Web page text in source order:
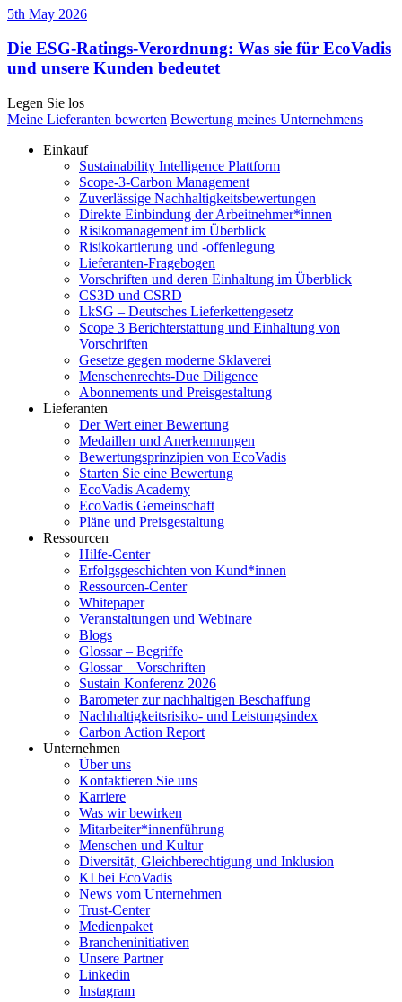
5th May 2026
Die ESG-Ratings-Verordnung: Was sie für EcoVadis
und unsere Kunden bedeutet
Legen Sie los
Meine Lieferanten bewerten Bewertung meines Unternehmens
Einkauf
Sustainability Intelligence Plattform
Scope-3-Carbon Management
Zuverlässige Nachhaltigkeitsbewertungen
Direkte Einbindung der Arbeitnehmer*innen
Risikomanagement im Überblick
Risikokartierung und -offenlegung
Lieferanten-Fragebogen
Vorschriften und deren Einhaltung im Überblick
CS3D und CSRD
LkSG – Deutsches Lieferkettengesetz
Scope 3 Berichterstattung und Einhaltung von
Vorschriften
Gesetze gegen moderne Sklaverei
Menschenrechts-Due Diligence
Abonnements und Preisgestaltung
Lieferanten
Der Wert einer Bewertung
Medaillen und Anerkennungen
Bewertungsprinzipien von EcoVadis
Starten Sie eine Bewertung
EcoVadis Academy
EcoVadis Gemeinschaft
Pläne und Preisgestaltung
Ressourcen
Hilfe-Center
Erfolgsgeschichten von Kund*innen
Ressourcen-Center
Whitepaper
Veranstaltungen und Webinare
Blogs
Glossar – Begriffe
Glossar – Vorschriften
Sustain Konferenz 2026
Barometer zur nachhaltigen Beschaffung
Nachhaltigkeitsrisiko- und Leistungsindex
Carbon Action Report
Unternehmen
Über uns
Kontaktieren Sie uns
Karriere
Was wir bewirken
Mitarbeiter*innenführung
Menschen und Kultur
Diversität, Gleichberechtigung und Inklusion
KI bei EcoVadis
News vom Unternehmen
Trust-Center
Medienpaket
Brancheninitiativen
Unsere Partner
Linkedin
Instagram